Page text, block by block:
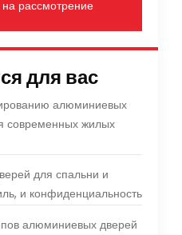
рассмотрение
для вас
алюминиевых
современных жилых
для спальни и
и конфиденциальность
алюминиевых дверей